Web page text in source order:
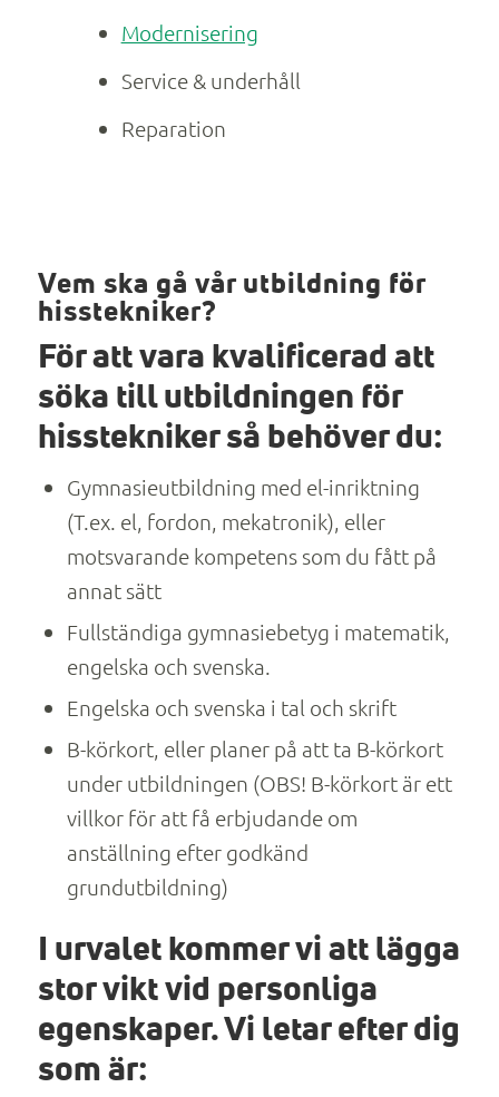
Modernisering
Service & underhåll
Reparation
Vem ska gå vår utbildning för
hisstekniker?
För att vara kvalificerad att
söka till utbildningen för
hisstekniker så behöver du:
Gymnasieutbildning med el-inriktning
(T.ex. el, fordon, mekatronik), eller
motsvarande kompetens som du fått på
annat sätt
Fullständiga gymnasiebetyg i matematik,
engelska och svenska.
Engelska och svenska i tal och skrift
B-körkort, eller planer på att ta B-körkort
under utbildningen (OBS! B-körkort är ett
villkor för att få erbjudande om
anställning efter godkänd
grundutbildning)
I urvalet kommer vi att lägga
stor vikt vid personliga
egenskaper. Vi letar efter dig
som är: